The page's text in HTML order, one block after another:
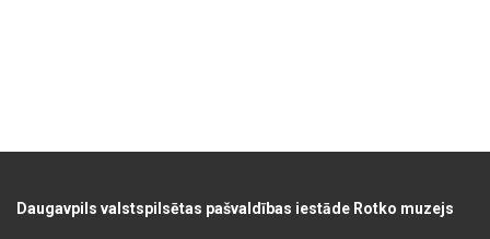
Daugavpils valstspilsētas pašvaldības iestāde Rotko muzejs